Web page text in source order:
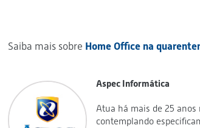
Saiba mais sobre Home Office na
Aspec Informática
Atua há mais de 25
contemplando